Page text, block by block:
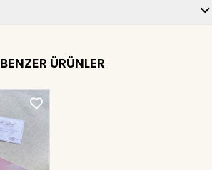
BENZER ÜRÜNLER